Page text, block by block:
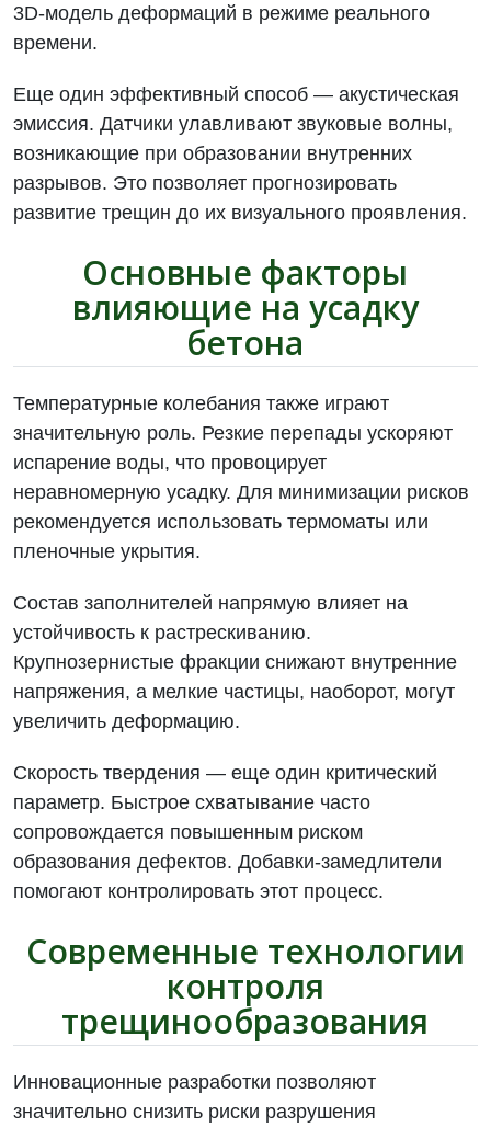
3D-модель деформаций в режиме реального
времени.
Еще один эффективный способ — акустическая
эмиссия. Датчики улавливают звуковые волны,
возникающие при образовании внутренних
разрывов. Это позволяет прогнозировать
развитие трещин до их визуального проявления.
Основные факторы
влияющие на усадку
бетона
Температурные колебания также играют
значительную роль. Резкие перепады ускоряют
испарение воды, что провоцирует
неравномерную усадку. Для минимизации рисков
рекомендуется использовать термоматы или
пленочные укрытия.
Состав заполнителей напрямую влияет на
устойчивость к растрескиванию.
Крупнозернистые фракции снижают внутренние
напряжения, а мелкие частицы, наоборот, могут
увеличить деформацию.
Скорость твердения — еще один критический
параметр. Быстрое схватывание часто
сопровождается повышенным риском
образования дефектов. Добавки-замедлители
помогают контролировать этот процесс.
Современные технологии
контроля
трещинообразования
Инновационные разработки позволяют
значительно снизить риски разрушения